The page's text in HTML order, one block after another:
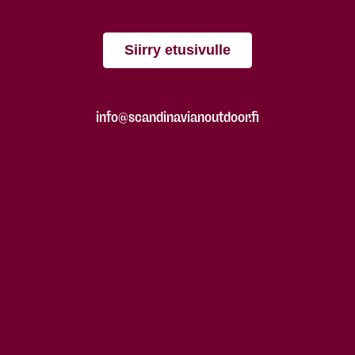
Siirry etusivulle
info@scandinavianoutdoor.fi